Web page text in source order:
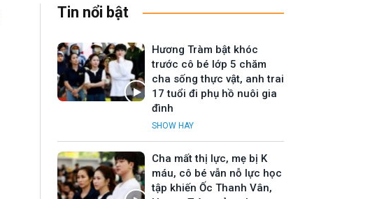
Tin nổi bật
Hương Tràm bật khóc
trước cô bé lớp 5 chăm
cha sống thực vật, anh trai
17 tuổi đi phụ hồ nuôi gia
đình
SHOW HAY
Cha mất thị lực, mẹ bị K
máu, cô bé vẫn nỗ lực học
tập khiến Ốc Thanh Vân,